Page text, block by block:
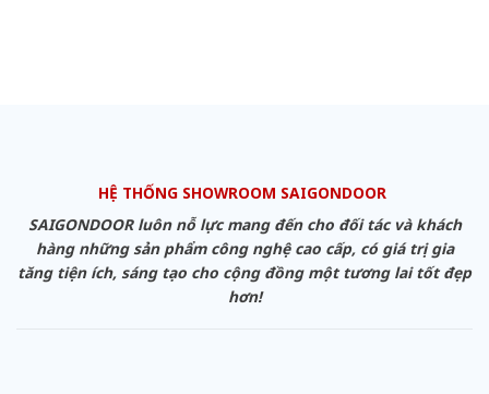
HỆ THỐNG SHOWROOM SAIGONDOOR
SAIGONDOOR luôn nỗ lực mang đến cho đối tác và khách
hàng những sản phẩm công nghệ cao cấp, có giá trị gia
tăng tiện ích, sáng tạo cho cộng đồng một tương lai tốt đẹp
hơn!